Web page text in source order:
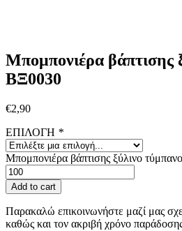
Μπομπονιέρα βάπτισης
ΒΞ0030
€2,90
ΕΠΙΛΟΓΗ *
Μπομπονιέρα βάπτισης ξύλινο
Add to cart
Παρακαλώ επικοινωνήστε μαζί μας
καθώς και τον ακριβή χρόνο